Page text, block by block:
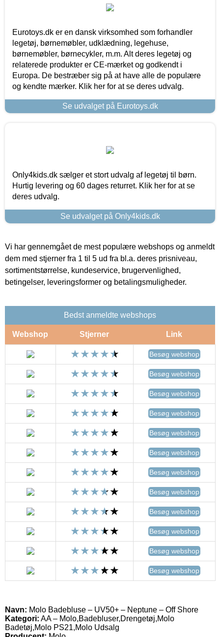
Eurotoys.dk er en dansk virksomhed som forhandler
legetøj, børnemøbler, udklædning, legehuse,
børnemøbler, børnecykler, m.m. Alt deres legetøj og
relaterede produkter er CE-mærket og godkendt i
Europa. De bestræber sig på at have alle de populære
og kendte mærker. Klik her for at se deres udvalg.
Se udvalget på Eurotoys.dk
Only4kids.dk sælger et stort udvalg af legetøj til børn.
Hurtig levering og 60 dages returret. Klik her for at se
deres udvalg.
Se udvalget på Only4kids.dk
Vi har gennemgået de mest populære webshops og anmeldt
dem med stjerner fra 1 til 5 ud fra bl.a. deres prisniveau,
sortimentstørrelse, kundeservice, brugervenlighed,
betingelser, leveringsformer og betalingsmuligheder.
Bedst anmeldte webshops
Webshop Stjerner Link
Besøg webshop
Besøg webshop
Besøg webshop
Besøg webshop
Besøg webshop
Besøg webshop
Besøg webshop
Besøg webshop
Besøg webshop
Besøg webshop
Besøg webshop
Besøg webshop
Navn: Molo Badebluse – UV50+ – Neptune – Off Shore
Kategori: AA – Molo,Badebluser,Drengetøj,Molo
Badetøj,Molo PS21,Molo Udsalg